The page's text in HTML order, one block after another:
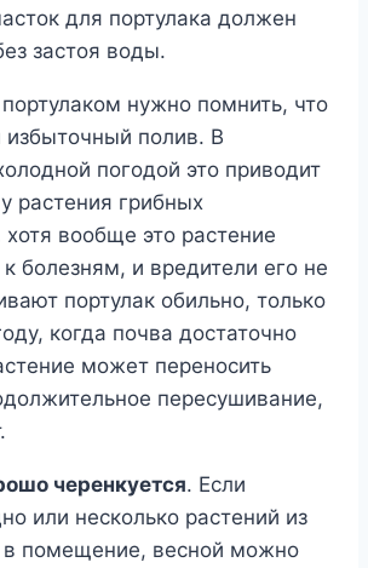
для портулака должен
застоя воды.
нужно помнить, что
избыточный полив. В
погодой это приводит
растения грибных
хотя вообще это растение
к болезням, и вредители его не
портулак обильно, только
когда почва достаточно
может переносить
пересушивание,
черенкуется. Если
или несколько растений из
в помещение, весной можно